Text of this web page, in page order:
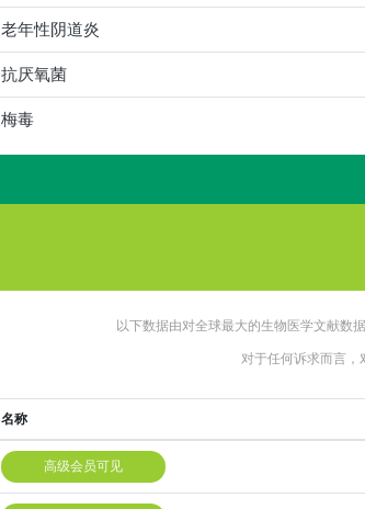
老年性阴道炎
抗厌氧菌
梅毒
以下数据由对全球最大的生物医学文献数
对于任何诉求而言，
名称
高级会员可见